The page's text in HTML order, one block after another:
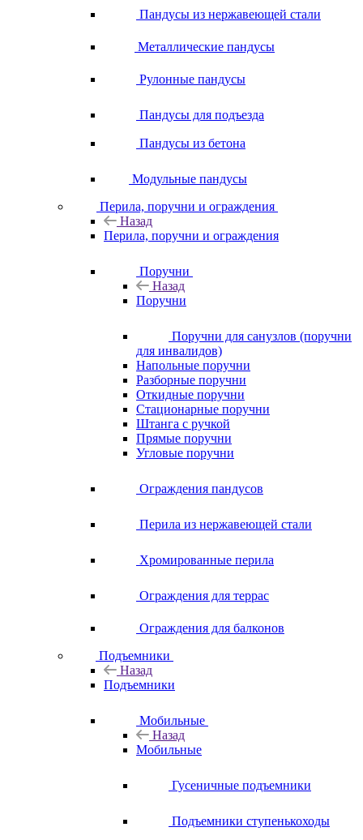
Пандусы из нержавеющей стали
Металлические пандусы
Рулонные пандусы
Пандусы для подъезда
Пандусы из бетона
Модульные пандусы
Перила, поручни и ограждения
Назад
Перила, поручни и ограждения
Поручни
Назад
Поручни
Поручни для санузлов (поручни
для инвалидов)
Напольные поручни
Разборные поручни
Откидные поручни
Стационарные поручни
Штанга с ручкой
Прямые поручни
Угловые поручни
Ограждения пандусов
Перила из нержавеющей стали
Хромированные перила
Ограждения для террас
Ограждения для балконов
Подъемники
Назад
Подъемники
Мобильные
Назад
Мобильные
Гусеничные подъемники
Подъемники ступенькоходы